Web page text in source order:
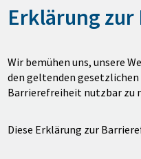
Erklärung
Wir bemühen uns, unsere
den geltenden
Barrierefreiheit nutzbar zu
Diese Erklärung zur